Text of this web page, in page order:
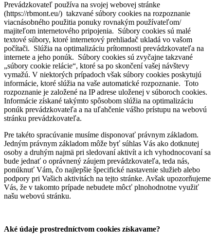
Prevádzkovateľ používa na svojej webovej stránke
(https://rbmont.eu/) takzvané súbory cookies na rozpoznanie
viacnásobného použitia ponuky rovnakým používateľom/
majiteľom internetového pripojenia. Súbory cookies sú malé
textové súbory, ktoré internetový prehliadač ukladá vo vašom
počítači. Slúžia na optimalizáciu prítomnosti prevádzkovateľa na
internete a jeho ponúk. Súbory cookies sú zvyčajne takzvané
„súbory cookie relácie“, ktoré sa po skončení vašej návštevy
vymažú. V niektorých prípadoch však súbory cookies poskytujú
informácie, ktoré slúžia na vaše automatické rozpoznanie. Toto
rozpoznanie je založené na IP adrese uloženej v súboroch cookies.
Informácie získané takýmto spôsobom slúžia na optimalizáciu
ponúk prevádzkovateľa a na uľahčenie vášho prístupu na webovú
stránku prevádzkovateľa.
Pre takéto spracúvanie musíme disponovať právnym základom.
Jedným právnym základom môže byť súhlas Vás ako dotknutej
osoby a druhým najmä pri sledovaní aktivít a ich vyhodnocovaní sa
bude jednať o oprávnený záujem prevádzkovateľa, teda nás,
ponúknuť Vám, čo najlepšie špecifické nastavenie služieb alebo
podpory pri Vašich aktivitách na tejto stránke. Avšak upozorňujeme
Vás, že v takomto prípade nebudete môcť plnohodnotne využiť
našu webovú stránku.
Aké údaje prostredníctvom cookies získavame?